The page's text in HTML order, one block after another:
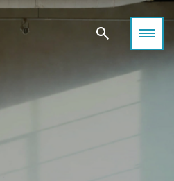
が生まれる場所について考える
能性。
要素として発展してきました。
、壁や床の質感、光と影のバラン
右し、創造力を刺激します。
オフィス、アンティーク調の洋
れの空間が持つ世界観が、
品に深みを与えてきました。
を共有するすべての人が、
。
であり、表現の原点です。
る撮影空間
、目黒。
をやさしく包み込みます。
りが共存する“感性の街”。
ー、カフェが立ち並びながらも、
この街が多くのフォトグラファー
る理由です。
間デザイン・素材感のバランスに
存在します。
フスタイル、ムービー、SNSコン
最適な“光”と“空気感”が揃って
載スタジオの中から、
をかき立てる４つの撮影空間を厳
街、世田谷。
空間”がきっと見つかります。
田谷エリアは、
ポットが豊富なロケーション。
ル、アート、ムービー、SNS撮影
ィットするハウススタジオが点在
を撮りたいか」に合わせて
ジオをカテゴリー別にご紹介。
れぞれの個性を感じながら、
せる場所を見つけてください。
みのある光を求めるなら、
スタジオがおすすめです。